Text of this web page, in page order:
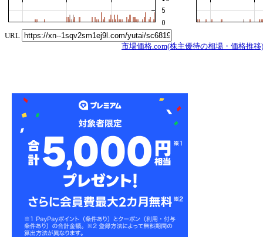
URL
市場価格.com(株主優待の相場・価格推移)